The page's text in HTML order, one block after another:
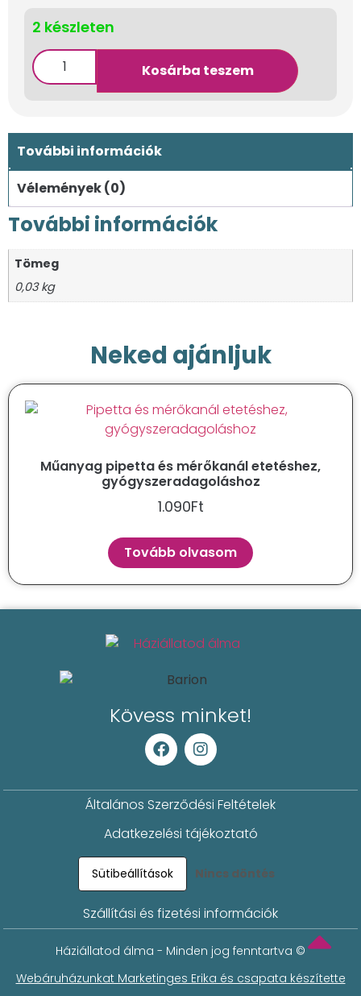
2 készleten
Kosárba teszem
További információk
Vélemények (0)
További információk
Tömeg
0,03 kg
Neked ajánljuk
Műanyag pipetta és mérőkanál etetéshez,
gyógyszeradagoláshoz
1.090Ft
Tovább olvasom
Kövess minket!
Általános Szerződési Feltételek
Adatkezelési tájékoztató
Sütibeállítások Nincs döntés
Szállítási és fizetési információk
Háziállatod álma - Minden jog fenntartva ©
Webáruházunkat Marketinges Erika és csapata készítette